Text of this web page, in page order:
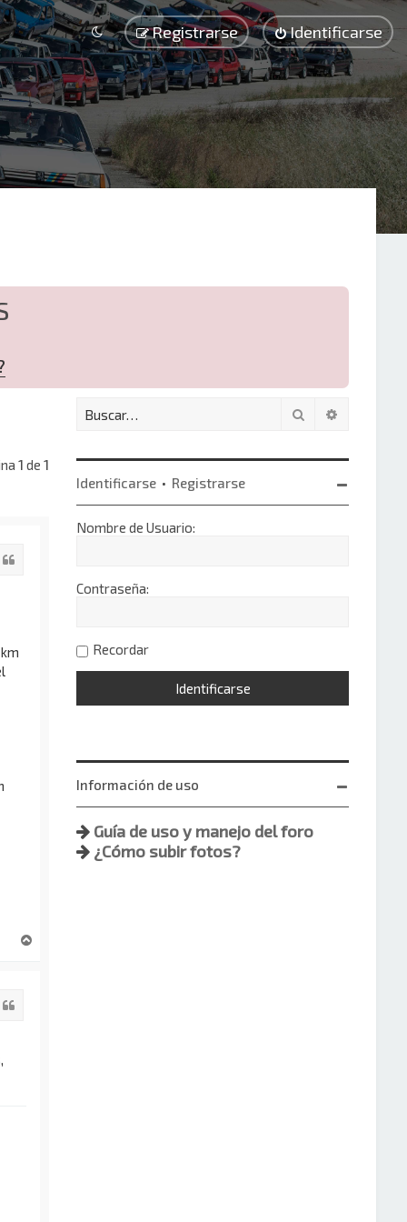
Identificarse
Registrarse
1 de1
Buscar
Identificarse • Registrarse
Nombre de Usuario:
Contraseña:
Recordar
Información de uso
Guía de uso y manejo del foro
¿Cómo subir fotos?